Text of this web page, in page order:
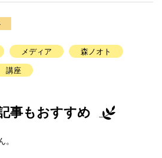
メディア 森ノオト
講座
事もおすすめ
。